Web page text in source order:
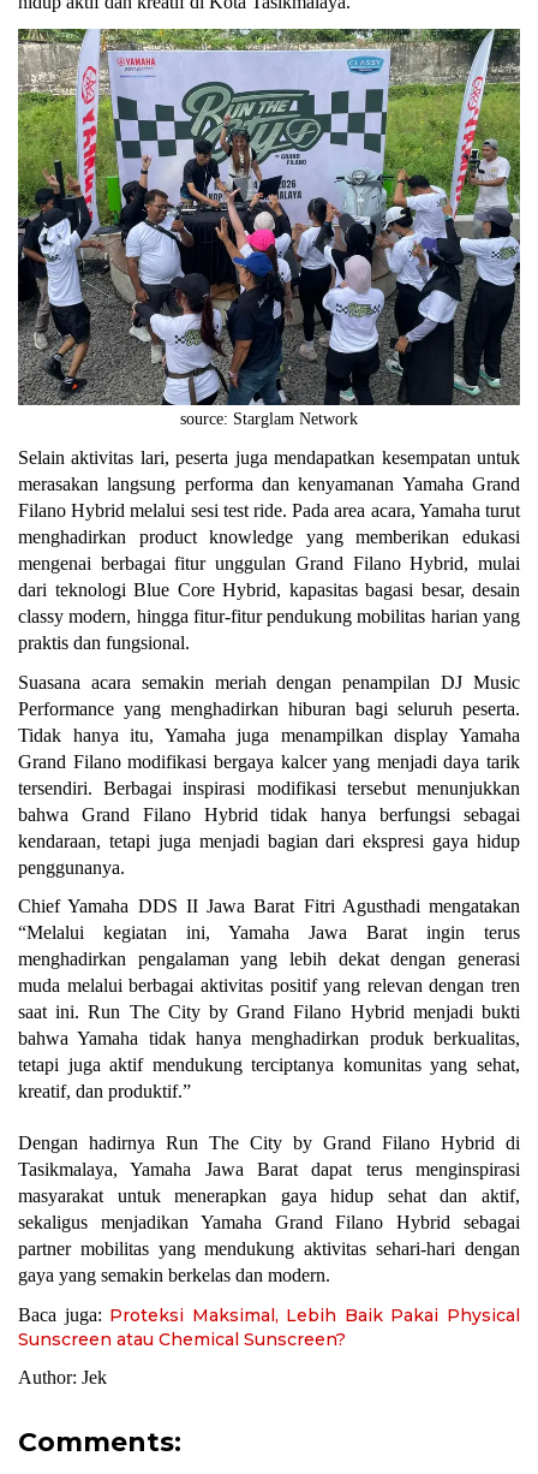
source: Starglam Network
Selain aktivitas lari, peserta juga mendapatkan kesempatan untuk
merasakan langsung performa dan kenyamanan Yamaha Grand
Filano Hybrid melalui sesi test ride. Pada area acara, Yamaha turut
menghadirkan product knowledge yang memberikan edukasi
mengenai berbagai fitur unggulan Grand Filano Hybrid, mulai
dari teknologi Blue Core Hybrid, kapasitas bagasi besar, desain
classy modern, hingga fitur-fitur pendukung mobilitas harian yang
praktis dan fungsional.
Suasana acara semakin meriah dengan penampilan DJ Music
Performance yang menghadirkan hiburan bagi seluruh peserta.
Tidak hanya itu, Yamaha juga menampilkan display Yamaha
Grand Filano modifikasi bergaya kalcer yang menjadi daya tarik
tersendiri. Berbagai inspirasi modifikasi tersebut menunjukkan
bahwa Grand Filano Hybrid tidak hanya berfungsi sebagai
kendaraan, tetapi juga menjadi bagian dari ekspresi gaya hidup
penggunanya.
Chief Yamaha DDS II Jawa Barat Fitri Agusthadi mengatakan
“Melalui kegiatan ini, Yamaha Jawa Barat ingin terus
menghadirkan pengalaman yang lebih dekat dengan generasi
muda melalui berbagai aktivitas positif yang relevan dengan tren
saat ini. Run The City by Grand Filano Hybrid menjadi bukti
bahwa Yamaha tidak hanya menghadirkan produk berkualitas,
tetapi juga aktif mendukung terciptanya komunitas yang sehat,
kreatif, dan produktif.”
Dengan hadirnya Run The City by Grand Filano Hybrid di
Tasikmalaya, Yamaha Jawa Barat dapat terus menginspirasi
masyarakat untuk menerapkan gaya hidup sehat dan aktif,
sekaligus menjadikan Yamaha Grand Filano Hybrid sebagai
partner mobilitas yang mendukung aktivitas sehari-hari dengan
gaya yang semakin berkelas dan modern.
Baca juga: Proteksi Maksimal, Lebih Baik Pakai Physical
Sunscreen atau Chemical Sunscreen?
Author: Jek
Comments: